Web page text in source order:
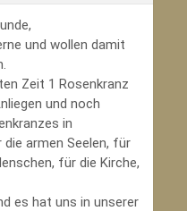
und wollen damit
Zeit 1 Rosenkranz
und noch
in
die armen Seelen, für
für die Kirche,
es hat uns in unserer